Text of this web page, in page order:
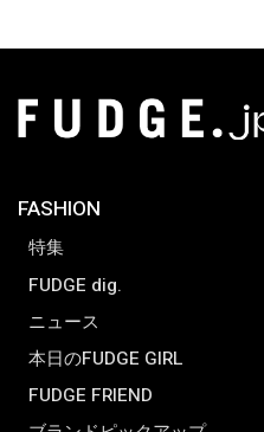
FASHION
特集
FUDGE dig.
ニュース
本日のFUDGE GIRL
FUDGE FRIEND